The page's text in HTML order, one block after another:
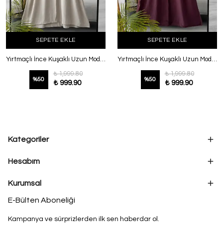
SEPETE EKLE
Yırtmaçlı İnce Kuşaklı Uzun Modal Tunik Taş
%50
₺ 1,999.80
₺ 999.90
SEPETE EKLE
Yırtmaçlı İnce Kuşaklı Uzun Modal Tunik Mürdüm
%50
₺ 1,999.80
₺ 999.90
Kategoriler
Hesabım
Kurumsal
E-Bülten Aboneliği
Kampanya ve sürprizlerden ilk sen haberdar ol.